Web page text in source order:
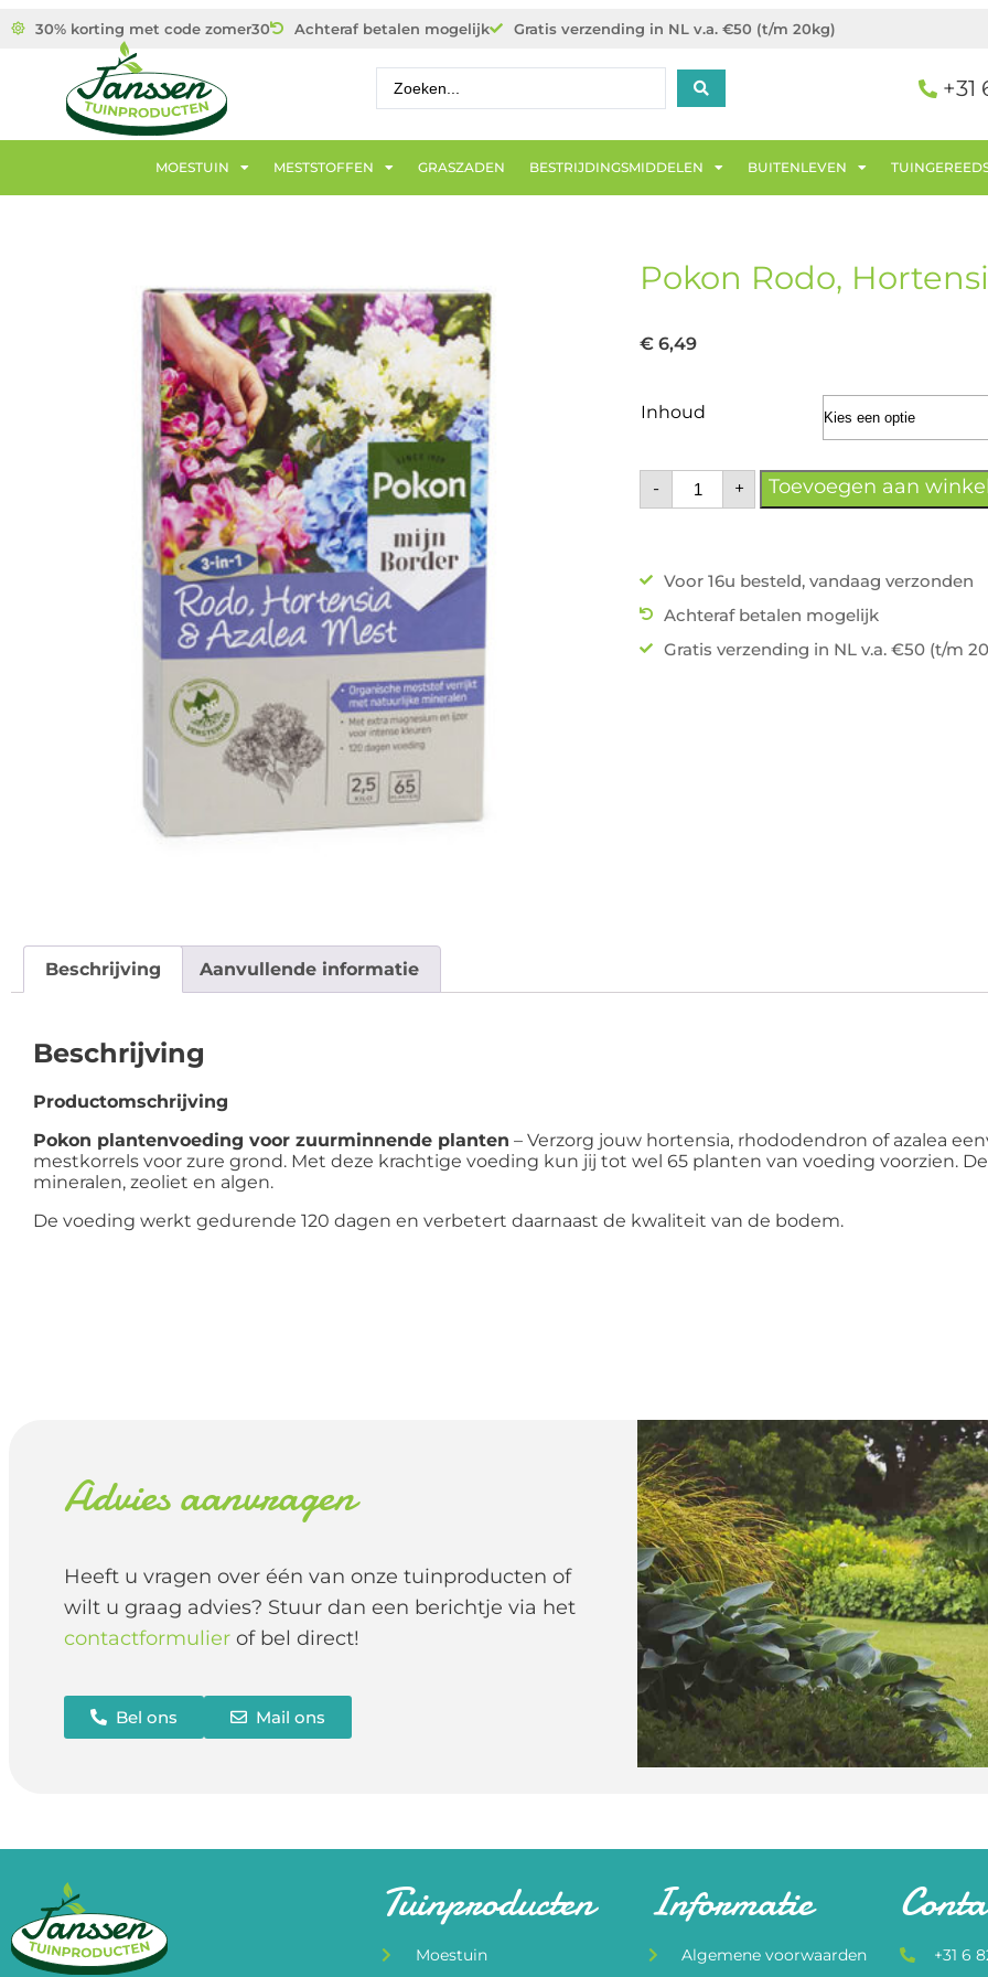
30% korting met code zomer30 Achteraf betalen mogelijk Gratis verzending in NL v.a. €50 (t/m 20kg)
+31
MOESTUIN MESTSTOFFEN GRASZADEN BESTRIJDINGSMIDDELEN BUITENLEVEN
Pokon Rodo,
€ 6,49
Inhoud
- + Toevoegen aan
Voor 16u besteld, vandaag verzonden
Achteraf betalen mogelijk
Gratis verzending in NL v.a. €50 (t/m
Beschrijving Aanvullende informatie
Beschrijving
Productomschrijving
Pokon plantenvoeding voor zuurminnende planten – Verzorg jouw hortensia, rhododendron of azalea
mestkorrels voor zure grond. Met deze krachtige voeding kun jij tot wel 65 planten van voeding voorzien.
mineralen, zeoliet en algen.
De voeding werkt gedurende 120 dagen en verbetert daarnaast de kwaliteit van de bodem.
Advies aanvragen
Heeft u vragen over één van onze tuinproducten of
wilt u graag advies? Stuur dan een berichtje via het
contactformulier of bel direct!
Bel ons Mail ons
Tuinproducten
Moestuin
Informatie
Algemene voorwaarden
+31 6